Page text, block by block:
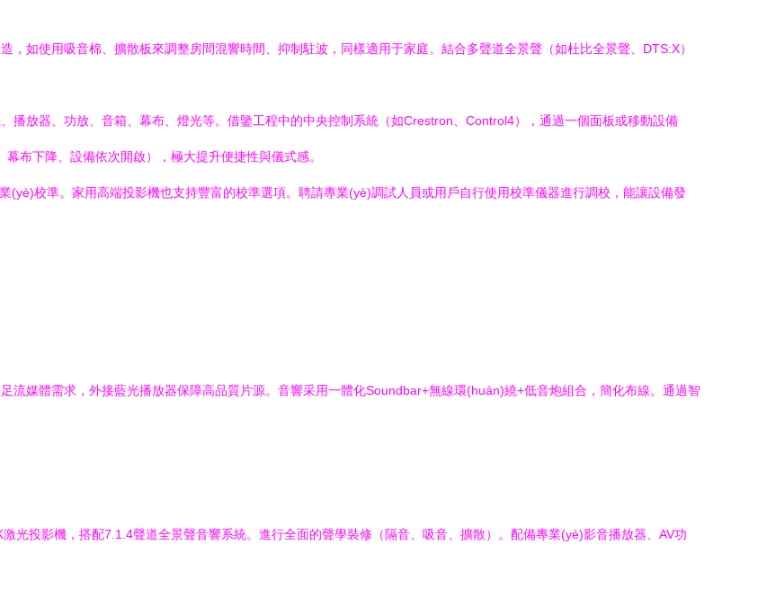
，如使用吸音棉、擴散板來調整房間混響時間、抑制駐波，同樣適用于家庭。結合多聲道全景聲（如杜比全景聲、DTS:X）
播放器、功放、音箱、幕布、燈光等。借鑒工程中的中央控制系統（如Crestron、Control4），通過一個面板或移動設備
布下降、設備依次開啟），極大提升便捷性與儀式感。
(yè)校準。家用高端投影機也支持豐富的校準選項。聘請專業(yè)調試人員或用戶自行使用校準儀器進行調校，能讓設備發
流媒體需求，外接藍光播放器保障高品質片源。音響采用一體化Soundbar+無線環(huán)繞+低音炮組合，簡化布線。通過智
光投影機，搭配7.1.4聲道全景聲音響系統。進行全面的聲學裝修（隔音、吸音、擴散）。配備專業(yè)影音播放器、AV功